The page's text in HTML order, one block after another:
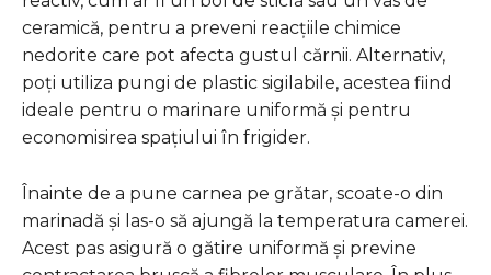
ceramică, pentru a preveni reacțiile chimice
nedorite care pot afecta gustul cărnii. Alternativ,
poți utiliza pungi de plastic sigilabile, acestea fiind
ideale pentru o marinare uniformă și pentru
economisirea spațiului în frigider.
Înainte de a pune carnea pe grătar, scoate-o din
marinadă și las-o să ajungă la temperatura camerei.
Acest pas asigură o gătire uniformă și previne